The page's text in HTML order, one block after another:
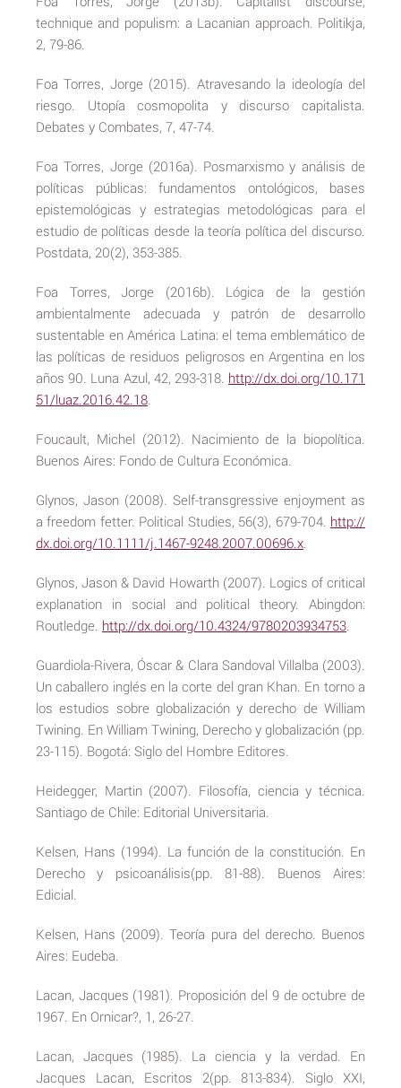
technique and populism: a Lacanian approach. Politikja,
2, 79-86.
Foa Torres, Jorge (2015). Atravesando la ideología del
riesgo. Utopía cosmopolita y discurso capitalista.
Debates y Combates, 7, 47-74.
Foa Torres, Jorge (2016a). Posmarxismo y análisis de
políticas públicas: fundamentos ontológicos, bases
epistemológicas y estrategias metodológicas para el
estudio de políticas desde la teoría política del discurso.
Postdata, 20(2), 353-385.
Foa Torres, Jorge (2016b). Lógica de la gestión
ambientalmente adecuada y patrón de desarrollo
sustentable en América Latina: el tema emblemático de
las políticas de residuos peligrosos en Argentina en los
años 90. Luna Azul, 42, 293-318. http://dx.doi.org/10.171
51/luaz.2016.42.18.
Foucault, Michel (2012). Nacimiento de la biopolítica.
Buenos Aires: Fondo de Cultura Económica.
Glynos, Jason (2008). Self-transgressive enjoyment as
a freedom fetter. Political Studies, 56(3), 679-704. http://
dx.doi.org/10.1111/j.1467-9248.2007.00696.x.
Glynos, Jason & David Howarth (2007). Logics of critical
explanation in social and political theory. Abingdon:
Routledge. http://dx.doi.org/10.4324/9780203934753.
Guardiola-Rivera, Óscar & Clara Sandoval Villalba (2003).
Un caballero inglés en la corte del gran Khan. En torno a
los estudios sobre globalización y derecho de William
Twining. En William Twining, Derecho y globalización (pp.
23-115). Bogotá: Siglo del Hombre Editores.
Heidegger, Martin (2007). Filosofía, ciencia y técnica.
Santiago de Chile: Editorial Universitaria.
Kelsen, Hans (1994). La función de la constitución. En
Derecho y psicoanálisis(pp. 81-88). Buenos Aires:
Edicial.
Kelsen, Hans (2009). Teoría pura del derecho. Buenos
Aires: Eudeba.
Lacan, Jacques (1981). Proposición del 9 de octubre de
1967. En Ornicar?, 1, 26-27.
Lacan, Jacques (1985). La ciencia y la verdad. En
Jacques Lacan, Escritos 2(pp. 813-834). Siglo XXI,